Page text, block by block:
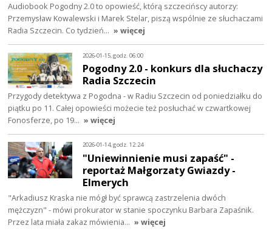
Audiobook Pogodny 2.0 to opowieść, którą szczecińscy autorzy:
Przemysław Kowalewski i Marek Stelar, piszą wspólnie ze słuchaczami
Radia Szczecin. Co tydzień… » więcej
2026-01-15, godz. 06:00
Pogodny 2.0 - konkurs dla słuchaczy
Radia Szczecin
Przygody detektywa z Pogodna - w Radiu Szczecin od poniedziałku do
piątku po 11. Całej opowieści możecie też posłuchać w czwartkowej
Fonosferze, po 19… » więcej
2026-01-14, godz. 12:24
"Uniewinnienie musi zapaść" -
reportaż Małgorzaty Gwiazdy -
Elmerych
"Arkadiusz Kraska nie mógł być sprawcą zastrzelenia dwóch
mężczyzn" - mówi prokurator w stanie spoczynku Barbara Zapaśnik.
Przez lata miała zakaz mówienia… » więcej